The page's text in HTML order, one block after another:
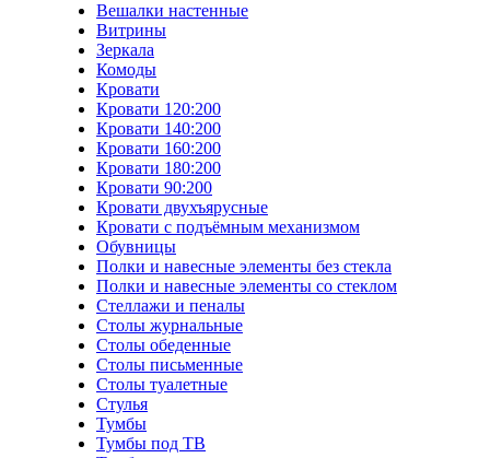
Вешалки настенные
Витрины
Зеркала
Комоды
Кровати
Кровати 120:200
Кровати 140:200
Кровати 160:200
Кровати 180:200
Кровати 90:200
Кровати двухъярусные
Кровати с подъёмным механизмом
Обувницы
Полки и навесные элементы без стекла
Полки и навесные элементы со стеклом
Стеллажи и пеналы
Столы журнальные
Столы обеденные
Столы письменные
Столы туалетные
Стулья
Тумбы
Тумбы под ТВ